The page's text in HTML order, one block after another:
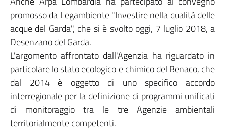
promosso da Legambiente "Investire nella qualità delle
acque del Garda", che si è svolto oggi, 7 luglio 2018, a
Desenzano del Garda.
L'argomento affrontato dall'Agenzia ha riguardato in
particolare lo stato ecologico e chimico del Benaco, che
dal 2014 è oggetto di uno specifico accordo
interregionale per la definizione di programmi unificati
di monitoraggio tra le tre Agenzie ambientali
territorialmente competenti.